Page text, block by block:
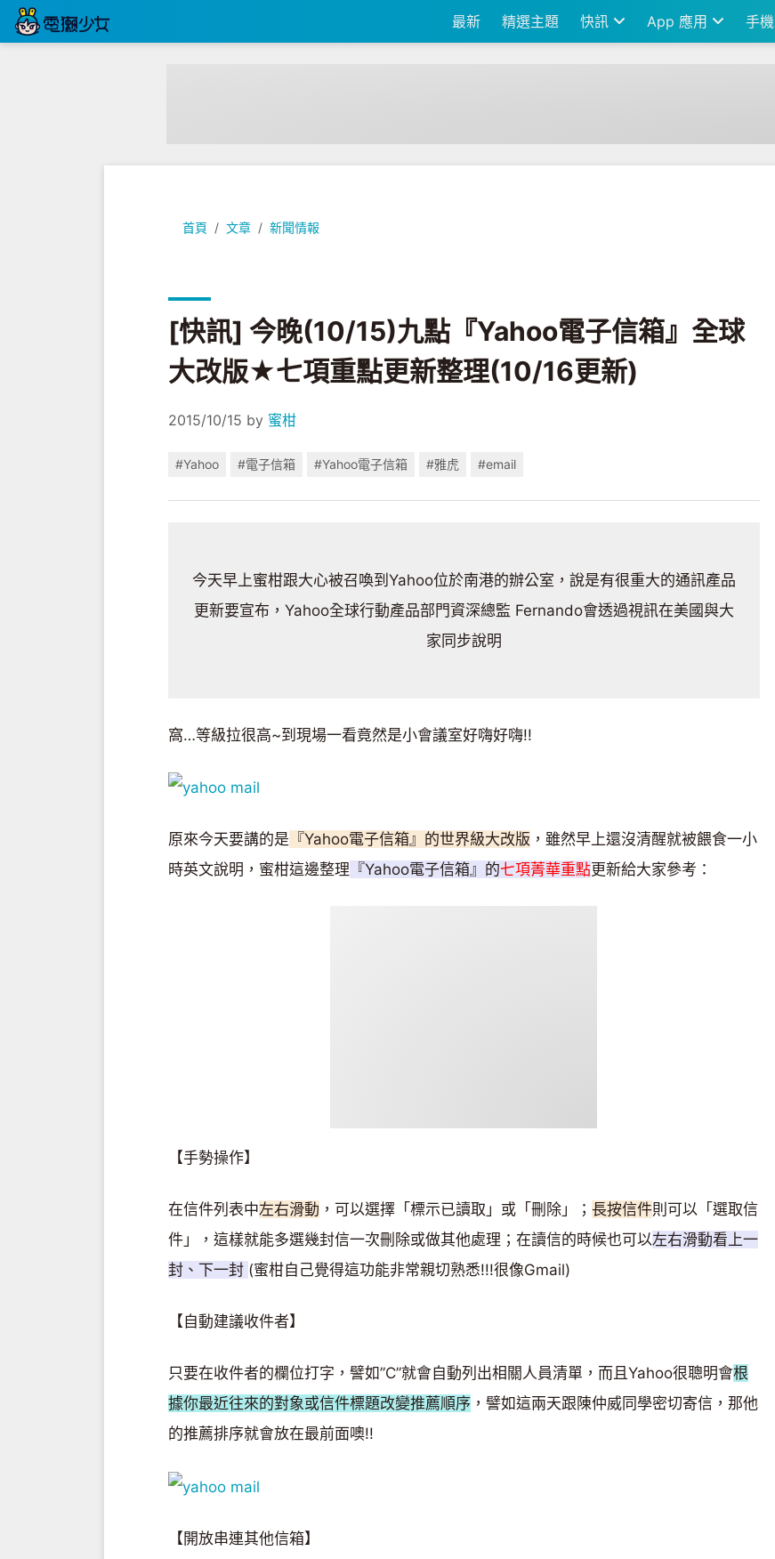
最新 精選主題 快訊 App 應用 手機
首頁 文章 新聞情報
[快訊] 今晚(10/15)九點『Yahoo電子信箱』全球大改版★七項重點更新整理(10/16更新)
[快訊] 今晚(10/15)九點『Yahoo電子信箱』全球
大改版★七項重點更新整理(10/16更新)
2015/10/15 by 蜜柑
#Yahoo #電子信箱 #Yahoo電子信箱 #雅虎 #email
今天早上蜜柑跟大心被召喚到Yahoo位於南港的辦公室，說是有很重大的通訊產品
更新要宣布，Yahoo全球行動產品部門資深總監 Fernando會透過視訊在美國與大
家同步說明
窩…等級拉很高~到現場一看竟然是小會議室好嗨好嗨!!
原來今天要講的是 『Yahoo電子信箱』的世界級大改版 ，雖然早上還沒清醒就被餵食一小
時英文說明，蜜柑這邊整理 『Yahoo電子信箱』的七項菁華重點更新給大家參考：
【手勢操作】
在信件列表中左右滑動 ，可以選擇「標示已讀取」或「刪除」； 長按信件則可以「選取信
件」，這樣就能多選幾封信一次刪除或做其他處理；在讀信的時候也可以左右滑動看上一
封、下一封 (蜜柑自己覺得這功能非常親切熟悉!!!很像Gmail)
【自動建議收件者】
只要在收件者的欄位打字，譬如”C”就會自動列出相關人員清單，而且Yahoo很聰明會根
據你最近往來的對象或信件標題改變推薦順序 ，譬如這兩天跟陳仲威同學密切寄信，那他
的推薦排序就會放在最前面噢!!
【開放串連其他信箱】